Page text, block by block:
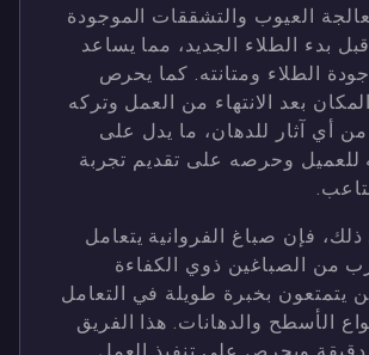
العيوب والتشققات الموجودة
بدء الطلاء الجديد، مما يساعد
الطلاء ومتانته. كما يحرص
بعد الانتهاء من العمل وتركه
من أي آثار للدهان، ما يدل على
للعميل وحرصه على تقديم تجربة
ذلك، فإن صباغ الفروانية يتعامل
من الصباغين ذوي الكفاءة
يتمتعون بخبرة طويلة في التعامل
الأسطح والدهانات. هذا الفريق